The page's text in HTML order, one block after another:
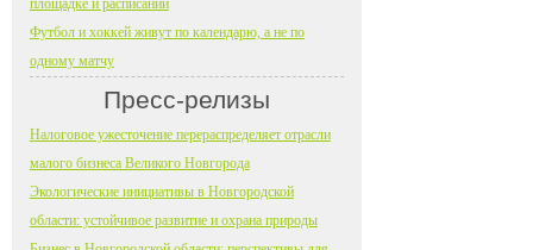
площадке и расписании
Футбол и хоккей живут по календарю, а не по
одному матчу
Пресс-релизы
Налоговое ужесточение перераспределяет отрасли
малого бизнеса Великого Новгорода
Экологические инициативы в Новгородской
области: устойчивое развитие и охрана природы